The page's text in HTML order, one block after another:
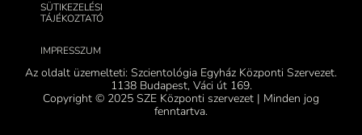
SÜTIKEZELÉSI
TÁJÉKOZTATÓ
IMPRESSZUM
Az oldalt üzemelteti: Szcientológia Egyház Központi Szervezet.
1138 Budapest, Váci út 169.
Copyright © 2025 SZE Központi szervezet | Minden jog
fenntartva.